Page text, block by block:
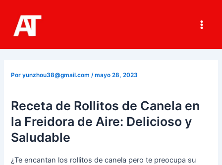
contenido
Main
Poryunzhou38@gmail.com/mayo 28, 2023
Receta de Rollitos de Canela en
la Freidora de Aire: Delicioso y
Saludable
¿Te encantan los rollitos de canela pero te preocupa su